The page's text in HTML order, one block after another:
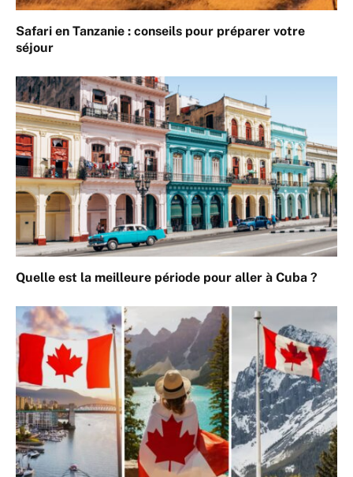
Safari en Tanzanie : conseils pour préparer votre
séjour
Quelle est la meilleure période pour aller à Cuba ?